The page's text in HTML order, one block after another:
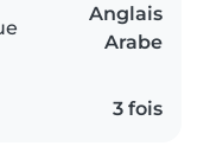
Anglais
Arabe
3 fois